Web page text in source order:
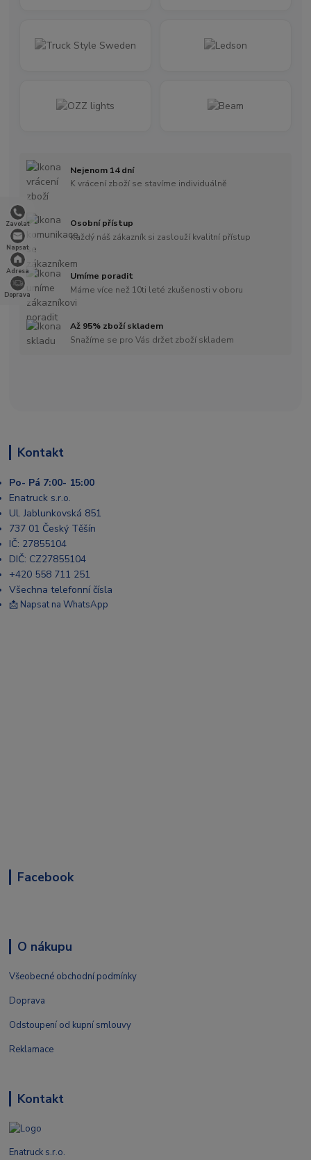
Zavolat
Napsat
Adresa
Doprava
Nejenom 14 dní
K vrácení zboží se stavíme individuálně
Osobní přístup
Každý náš zákazník si zaslouží kvalitní přístup
Umíme poradit
Máme více než 10ti leté zkušenosti v oboru
Až 95% zboží skladem
Snažíme se pro Vás držet zboží skladem
Kontakt
Po- Pá 7:00- 15:00
Enatruck s.r.o.
Ul. Jablunkovská 851
737 01 Český Těšín
IČ: 27855104
DIČ: CZ27855104
+420 558 711 251
Všechna telefonní čísla
📩 Napsat na WhatsApp
Facebook
O nákupu
Všeobecné obchodní podmínky
Doprava
Odstoupení od kupní smlouvy
Reklamace
Kontakt
Enatruck s.r.o.